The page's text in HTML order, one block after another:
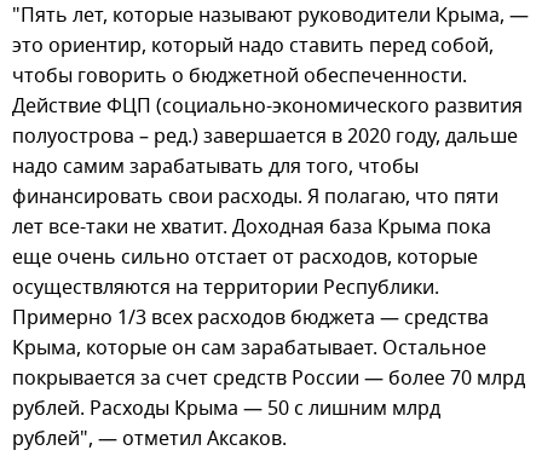
"Пять лет, которые называют руководители Крыма, —
это ориентир, который надо ставить перед собой,
чтобы говорить о бюджетной обеспеченности.
Действие ФЦП (социально-экономического развития
полуострова – ред.) завершается в 2020 году, дальше
надо самим зарабатывать для того, чтобы
финансировать свои расходы. Я полагаю, что пяти
лет все-таки не хватит. Доходная база Крыма пока
еще очень сильно отстает от расходов, которые
осуществляются на территории Республики.
Примерно 1/3 всех расходов бюджета — средства
Крыма, которые он сам зарабатывает. Остальное
покрывается за счет средств России — более 70 млрд
рублей. Расходы Крыма — 50 с лишним млрд
рублей", — отметил Аксаков.